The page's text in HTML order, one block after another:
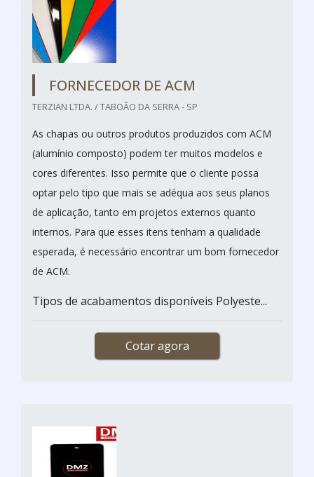
FORNECEDOR DE ACM
TERZIAN LTDA. / TABOÃO DA SERRA - SP
As chapas ou outros produtos produzidos com ACM
(alumínio composto) podem ter muitos modelos e
cores diferentes. Isso permite que o cliente possa
optar pelo tipo que mais se adéqua aos seus planos
de aplicação, tanto em projetos externos quanto
internos. Para que esses itens tenham a qualidade
esperada, é necessário encontrar um bom fornecedor
de ACM.
Tipos de acabamentos disponíveis Polyeste...
Cotar agora